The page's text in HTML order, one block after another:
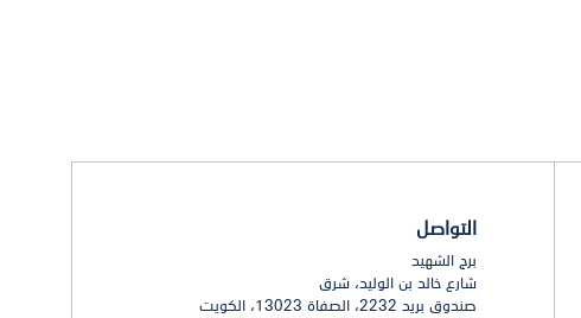
التواصل
برج الشهيد
شارع خالد بن الوليد، شرق
صندوق بريد 2232، الصفاة 13023، الكويت